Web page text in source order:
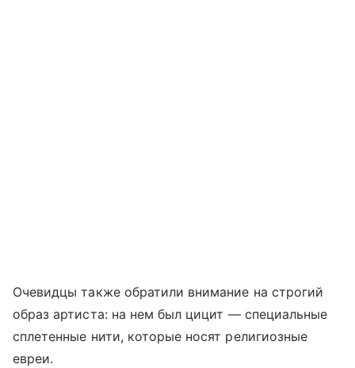
Очевидцы также обратили внимание на строгий
образ артиста: на нем был цицит — специальные
сплетенные нити, которые носят религиозные
евреи.